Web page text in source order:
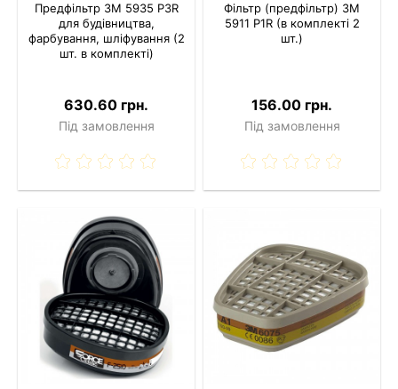
Предфільтр 3M 5935 P3R
для будівництва,
фарбування, шліфування (2
шт. в комплекті)
630.60 грн.
Під замовлення
Фільтр (предфільтр) 3M
5911 P1R (в комплекті 2
шт.)
156.00 грн.
Під замовлення